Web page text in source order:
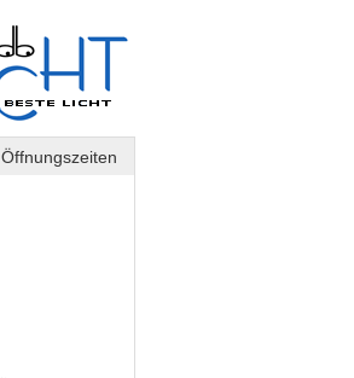
Öffnungszeiten